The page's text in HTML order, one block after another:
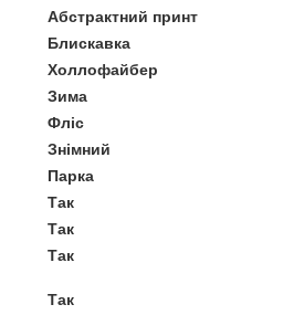
Абстрактний принт
Блискавка
Холлофайбер
Зима
Фліс
Знімний
Парка
Так
Так
Так
Так